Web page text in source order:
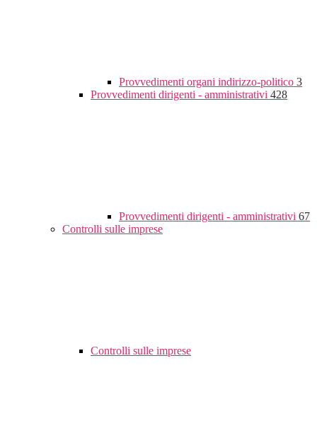
Provvedimenti organi indirizzo-politico 3
Provvedimenti dirigenti - amministrativi 428
Provvedimenti dirigenti - amministrativi 67
Controlli sulle imprese
Controlli sulle imprese